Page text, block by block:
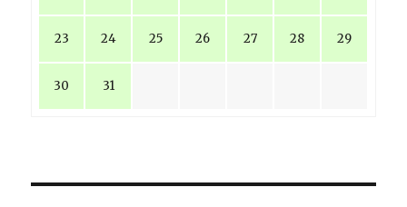
23 24 25 26 27 28 29
30 31